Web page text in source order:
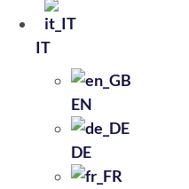
IT
EN
DE